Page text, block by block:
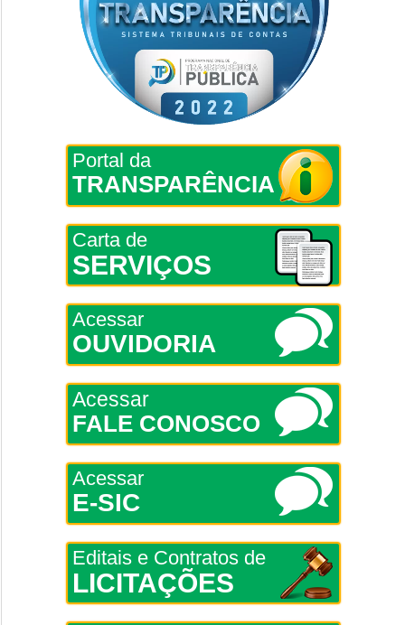
Portal da
TRANSPARÊNCIA
Carta de
SERVIÇOS
Acessar
OUVIDORIA
Acessar
FALE CONOSCO
Acessar
E-SIC
Editais e Contratos de
LICITAÇÕES